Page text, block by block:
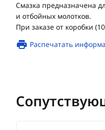
Смазка предназначена
и отбойных молотков.
При заказе от коробки
Распечатать